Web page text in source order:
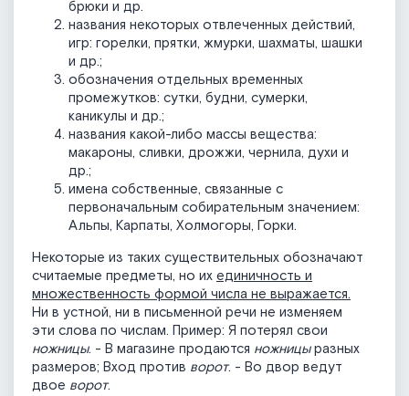
брюки и др.
названия некоторых отвлеченных действий,
игр: горелки, прятки, жмурки, шахматы, шашки
и др.;
обозначения отдельных временных
промежутков: сутки, будни, сумерки,
каникулы и др.;
названия какой-либо массы вещества:
макароны, сливки, дрожжи, чернила, духи и
др.;
имена собственные, связанные с
первоначальным собирательным значением:
Альпы, Карпаты, Холмогоры, Горки.
Некоторые из таких существительных обозначают
считаемые предметы, но их единичность и
множественность формой числа не выражается.
Ни в устной, ни в письменной речи не изменяем
эти слова по числам. Пример: Я потерял свои
ножницы. - В магазине продаются ножницыразных
размеров; Вход против ворот. - Во двор ведут
двое ворот.